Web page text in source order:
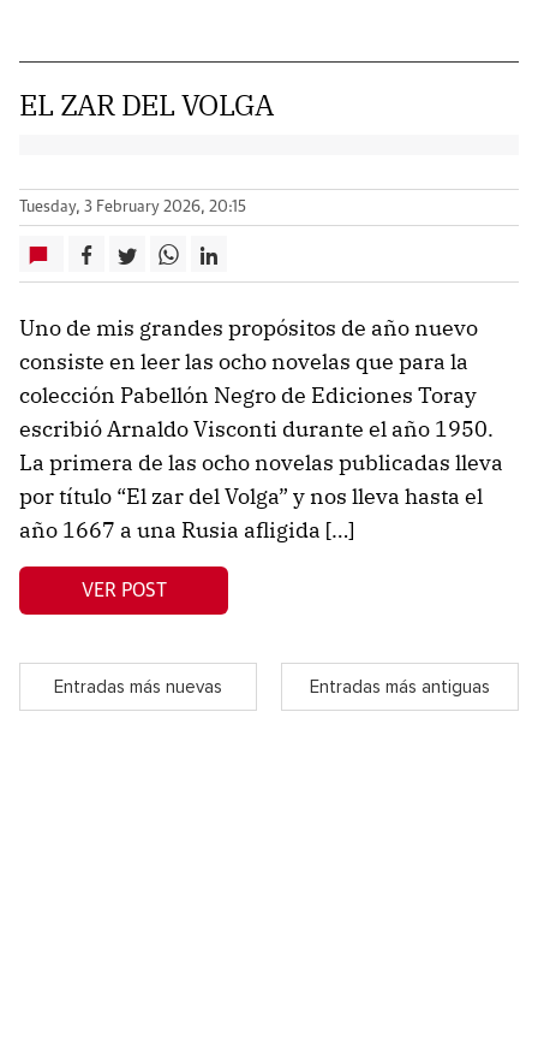
EL ZAR DEL VOLGA
Tuesday, 3 February 2026, 20:15
Uno de mis grandes propósitos de año nuevo
consiste en leer las ocho novelas que para la
colección Pabellón Negro de Ediciones Toray
escribió Arnaldo Visconti durante el año 1950.
La primera de las ocho novelas publicadas lleva
por título “El zar del Volga” y nos lleva hasta el
año 1667 a una Rusia afligida […]
VER POST
Entradas más nuevas Entradas más antiguas